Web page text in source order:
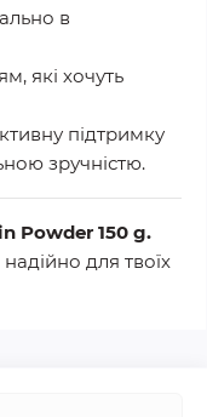
в
які хочуть
підтримку
зручністю.
Powder 150 g.
для твоїх